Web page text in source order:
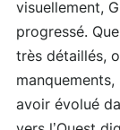
visuellement,
progressé.
très détaillés,
avoir évolué